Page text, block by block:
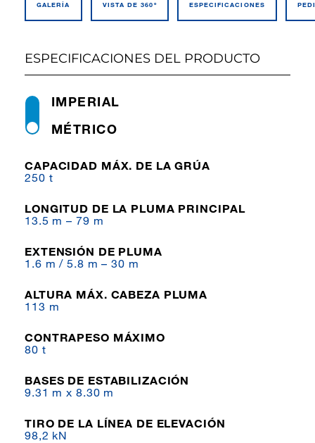
GALERÍA VISTA DE 360º ESPECIFI­CACIONES
ESPECIFICACIONES DEL PRODUCTO
MÉTRICO
IMPERIAL
CAPACIDAD MÁX. DE LA GRÚA
250 t
LONGITUD DE LA PLUMA PRINCIPAL
13.5 m – 79 m
EXTENSIÓN DE PLUMA
1.6 m / 5.8 m – 30 m
ALTURA MÁX. CABEZA PLUMA
113 m
CONTRAPESO MÁXIMO
80 t
BASES DE ESTABILIZACIÓN
9.31 m x 8.30 m
TIRO DE LA LÍNEA DE ELEVACIÓN
98,2 kN